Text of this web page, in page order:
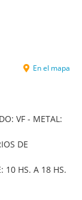
En el mapa
VF - METAL:
DE
10 HS. A 18 HS.